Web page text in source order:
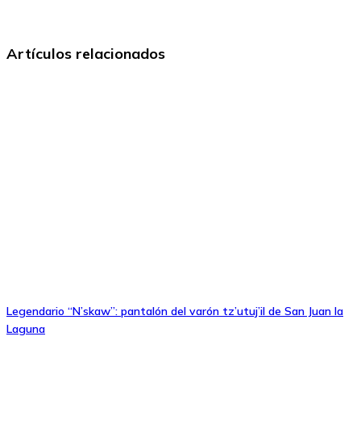
Artículos relacionados
Legendario “N’skaw”: pantalón del varón tz’utuj’il de San Juan la
Laguna